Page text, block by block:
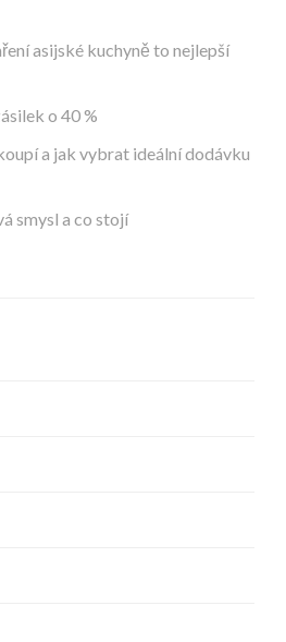
asijské kuchyně to nejlepší
o 40 %
a jak vybrat ideální dodávku
smysl a co stojí